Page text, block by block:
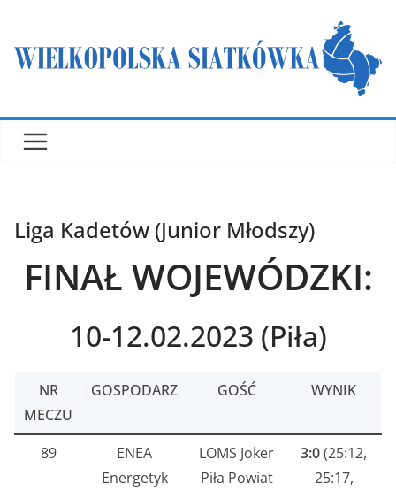
treści
Liga Kadetów (Junior Młodszy)
FINAŁ WOJEWÓDZKI:
10-12.02.2023 (Piła)
NR
MECZU
GOSPODARZ GOŚĆ WYNIK
89
ENEA
Energetyk
LOMS Joker
Piła Powiat
3:0(25:12,
25:17,